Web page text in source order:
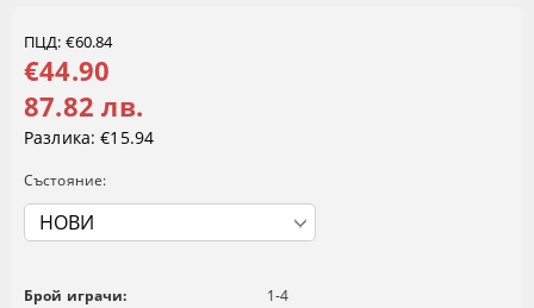
ПЦД: €60.84
€44.90
87.82 лв.
Разлика: €15.94
Състояние:
Брой играчи:
1-4